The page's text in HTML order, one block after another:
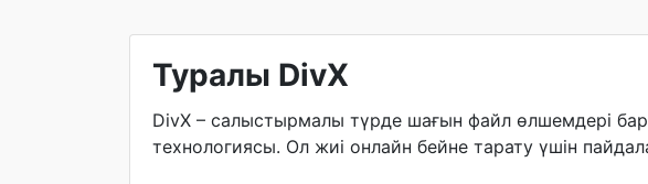
Туралы DivX
DivX – салыстырмалы түрде шағын файл өлшемдері бар
технологиясы. Ол жиі онлайн бейне тарату үшін